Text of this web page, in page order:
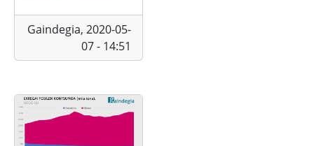
Gaindegia, 2020-05-
07 - 14:51